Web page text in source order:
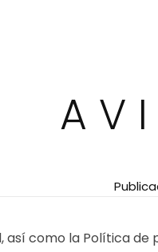
así como la Política